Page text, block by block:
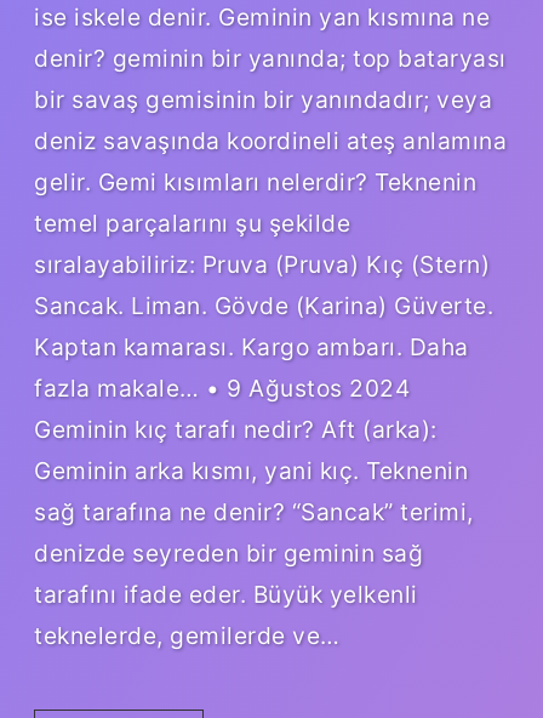
ise iskele denir. Geminin yan kısmına ne
denir? geminin bir yanında; top bataryası
bir savaş gemisinin bir yanındadır; veya
deniz savaşında koordineli ateş anlamına
gelir. Gemi kısımları nelerdir? Teknenin
temel parçalarını şu şekilde
sıralayabiliriz: Pruva (Pruva) Kıç (Stern)
Sancak. Liman. Gövde (Karina) Güverte.
Kaptan kamarası. Kargo ambarı. Daha
fazla makale… • 9 Ağustos 2024
Geminin kıç tarafı nedir? Aft (arka):
Geminin arka kısmı, yani kıç. Teknenin
sağ tarafına ne denir? “Sancak” terimi,
denizde seyreden bir geminin sağ
tarafını ifade eder. Büyük yelkenli
teknelerde, gemilerde ve…